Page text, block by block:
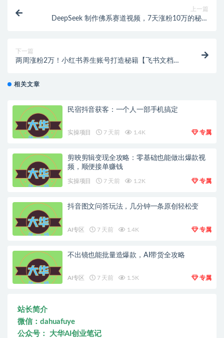
上一篇
DeepSeek 制作佛系赛道视频，7天涨粉10万的秘密
下一篇
两周涨粉2万！小红书养生账号打造秘籍【飞书文档教
相关文章
民宿抖音获客：一个人一部手机搞定
实操项目 7 天前 1.4K 专属
剪映剪辑变现全攻略：零基础也能做出爆款视
频，顺便接单赚钱
实操项目 7 天前 1.2K 专属
抖音图文问答玩法，几分钟一条原创轻松变
AI专区 7 天前 1.4K 专属
不出镜也能批量造爆款，AI带货全攻略
AI专区 7 天前 1.5K 专属
站长简介
微信：dahuafuye
公众号： 大华AI创业笔记